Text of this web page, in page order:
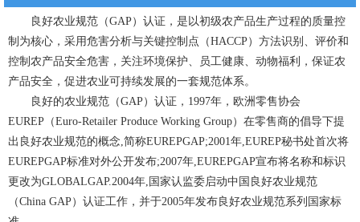
良好农业规范（GAP）认证，是以初级农产品生产过程的质量控
制为核心，采用危害分析与关键控制点（HACCP）方法识别、评价和
控制农产品安全危害，关注环境保护、员工健康、动物福利，保证农
产品安全，促进农业可持续发展的一套规范体系。
良好的农业规范（GAP）认证，1997年，欧洲零售协会
EUREP（Euro-Retailer Produce Working Group）在零售商的倡导下提
出良好农业规范的概念,简称EUREPGAP;2001年,EUREP秘书处首次将
EUREPGAP标准对外公开发布;2007年,EUREPGAP宣布将名称和标识
更改为GLOBALGAP.2004年,国家认监委启动中国良好农业规范
（China GAP）认证工作，并于2005年发布良好农业规范系列国家标